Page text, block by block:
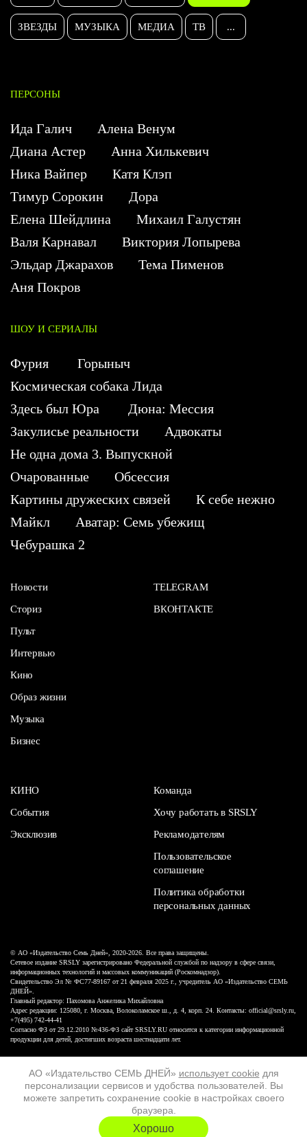
АО «Издательство СЕМЬ ДНЕЙ» использует cookie для
персонализации сервисов и удобства пользователей. Вы
можете запретить сохранение cookie в настройках своего
браузера.
Хорошо
ЗВЕЗДЫ МУЗЫКА МЕДИА ТВ ...
ПЕРСОНЫ
Ида Галич
Алена Венум
Диана Астер
Анна Хилькевич
Ника Вайпер
Катя Клэп
Тимур Сорокин
Дора
Елена Шейдлина
Михаил Галустян
Валя Карнавал
Виктория Лопырева
Эльдар Джарахов
Тема Пименов
Аня Покров
ШОУ И СЕРИАЛЫ
Фурия
Горыныч
Космическая собака Лида
Здесь был Юра
Дюна: Мессия
Закулисье реальности
Адвокаты
Не одна дома 3. Выпускной
Очарованные
Обсессия
Картины дружеских связей
К себе нежно
Майкл
Аватар: Семь убежищ
Чебурашка 2
Новости
Сториз
Пульт
Интервью
Кино
Образ жизни
Музыка
Бизнес
TELEGRAM
ВКОНТАКТЕ
КИНО
События
Эксклюзив
Команда
Хочу работать в SRSLY
Рекламодателям
Пользовательское
соглашение
Политика обработки
персональных данных
16+
© АО «Издательство Семь Дней», 2020-2026. Все права защищены.
Сетевое издание SRSLY зарегистрировано Федеральной службой по надзору в сфере связи,
информационных технологий и массовых коммуникаций (Роскомнадзор).
Свидетельство Эл № ФС77-89167 от 21 февраля 2025 г., учредитель АО «Издательство СЕМЬ
ДНЕЙ».
Главный редактор: Пахомова Анжелика Михайловна
Адрес редакции: 125080, г. Москва, Волоколамское ш., д. 4, корп. 24. Контакты: official@srsly.ru,
+7(495) 742-44-41
Согласно ФЗ от 29.12.2010 №436-ФЗ сайт SRSLY.RU относится к категории информационной
продукции для детей, достигших возраста шестнадцати лет.
ХОЧУ ЕЩЁ